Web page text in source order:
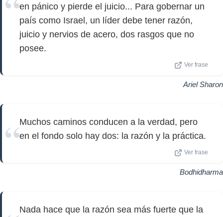
en pánico y pierde el juicio... Para gobernar un
país como Israel, un líder debe tener razón,
juicio y nervios de acero, dos rasgos que no
posee.
Ver frase
Ariel Sharon
Muchos caminos conducen a la verdad, pero
en el fondo solo hay dos: la razón y la práctica.
Ver frase
Bodhidharma
Nada hace que la razón sea más fuerte que la